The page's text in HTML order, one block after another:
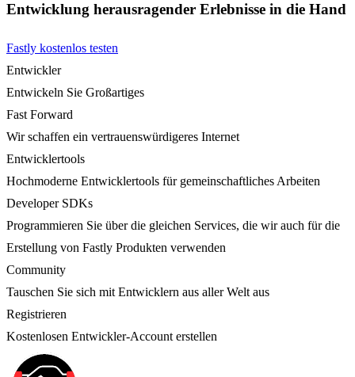
Entwicklung herausragender Erlebnisse in die Hand
Fastly kostenlos testen
Entwickler
Entwickeln Sie Großartiges
Fast Forward
Wir schaffen ein vertrauenswürdigeres Internet
Entwicklertools
Hochmoderne Entwicklertools für gemeinschaftliches Arbeiten
Developer SDKs
Programmieren Sie über die gleichen Services, die wir auch für die
Erstellung von Fastly Produkten verwenden
Community
Tauschen Sie sich mit Entwicklern aus aller Welt aus
Registrieren
Kostenlosen Entwickler-Account erstellen